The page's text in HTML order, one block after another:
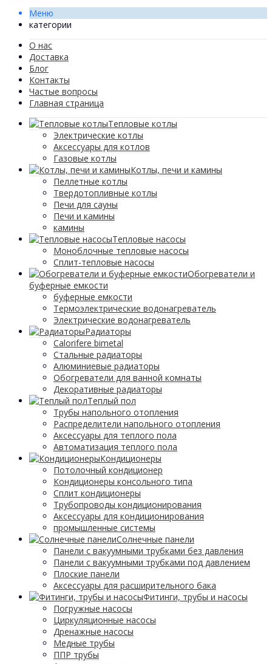
Меню
категории
О нас
Доставка
Блог
Контакты
Частые вопросы
Главная страница
Тепловые котлы
Электрические котлы
Аксессуары для котлов
Газовые котлы
Котлы, печи и камины
Пеллетные котлы
Твердотопливные котлы
Печи для сауны
Печи и камины
камины
Тепловые насосы
Моноблочные тепловые насосы
Сплит-тепловые насосы
Обогреватели и
буферные емкости
буферные емкости
Термоэлектрические водонагреватель
Электрические водонагреватель
Радиаторы
Calorifere bimetal
Стальные радиаторы
Алюминиевые радиаторы
Обогреватели для ванной комнаты
Декоративные радиаторы
Tеплый пол
Трубы напольного отопления
Распределители напольного отопления
Аксессуары для теплого пола
Автоматизация теплого пола
Кондиционеры
Потолочный кондиционер
Кондиционеры консольного типа
Сплит кондиционеры
Трубопроводы кондиционирования
Аксессуары для кондиционирования
промышленные системы
Солнечные панели
Панели с вакуумными трубками без давления
Панели с вакуумными трубками под давлением
Плоские панели
Аксессуары для расширительного бака
Фитинги, трубы и насосы
Погружные насосы
Циркуляционные насосы
Дренажные насосы
Медные трубы
ППР трубы